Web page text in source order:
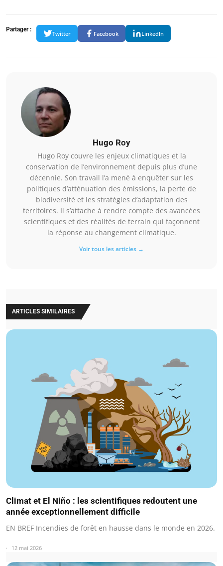
Partager :
Twitter Facebook LinkedIn
Hugo Roy
Hugo Roy couvre les enjeux climatiques et la
conservation de l’environnement depuis plus d’une
décennie. Son travail l’a mené à enquêter sur les
politiques d’atténuation des émissions, la perte de
biodiversité et les stratégies d’adaptation des
territoires. Il s’attache à rendre compte des avancées
scientifiques et des réalités de terrain qui façonnent
la réponse au changement climatique.
Voir tous les articles →
ARTICLES SIMILAIRES
Climat et El Niño : les scientifiques redoutent une
année exceptionnellement difficile
EN BREF Incendies de forêt en hausse dans le monde en 2026.
12 mai 2026